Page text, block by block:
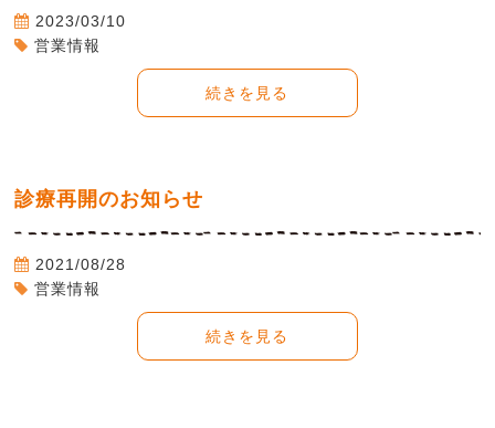
2023/03/10
営業情報
続きを見る
診療再開のお知らせ
2021/08/28
営業情報
続きを見る